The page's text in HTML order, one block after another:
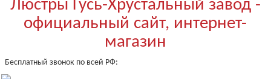
Люстры Гусь-Хрустальный завод -
официальный сайт, интернет-
магазин
Бесплатный звонок по всей РФ: